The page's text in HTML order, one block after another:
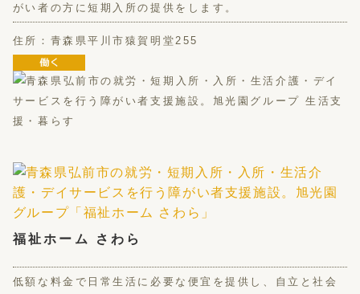
がい者の方に短期入所の提供をします。
住所：青森県平川市猿賀明堂255
福祉ホーム さわら
低額な料金で日常生活に必要な便宜を提供し、自立と社会